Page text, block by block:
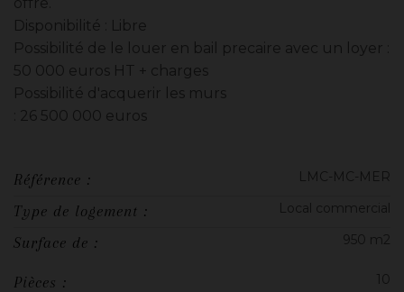
Disponibilité : Libre
Possibilité de le louer en bail precaire avec un loyer :
50 000 euros HT + charges
Possibilité d'acquerir les murs
: 26 500 000 euros
Référence : LMC-MC-MER
Type de logement : Local commercial
Surface de : 950 m2
Pièces : 10